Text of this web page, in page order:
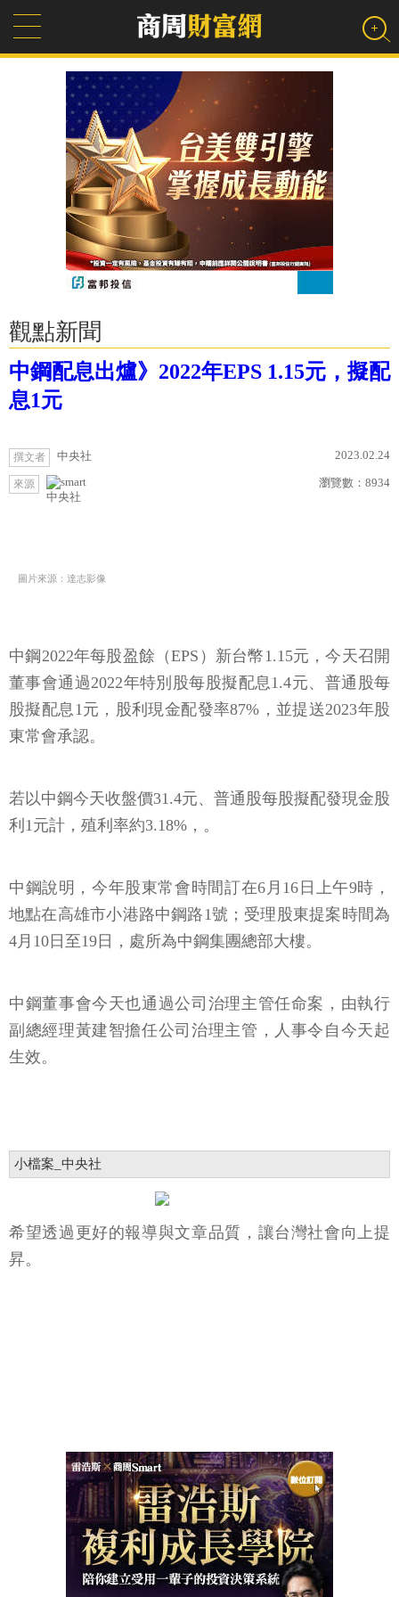
觀點新聞
中鋼配息出爐》2022年EPS 1.15元，擬配
息1元
撰文者 中央社 2023.02.24
來源
中央社
瀏覽數： 8934
圖片來源：達志影像
中鋼2022年每股盈餘（EPS）新台幣1.15元，今天召開
董事會通過2022年特別股每股擬配息1.4元、普通股每
股擬配息1元，股利現金配發率87%，並提送2023年股
東常會承認。
若以中鋼今天收盤價31.4元、普通股每股擬配發現金股
利1元計，殖利率約3.18%，。
中鋼說明，今年股東常會時間訂在6月16日上午9時，
地點在高雄市小港路中鋼路1號；受理股東提案時間為
4月10日至19日，處所為中鋼集團總部大樓。
中鋼董事會今天也通過公司治理主管任命案，由執行
副總經理黃建智擔任公司治理主管，人事令自今天起
生效。
小檔案_中央社
希望透過更好的報導與文章品質，讓台灣社會向上提
昇。